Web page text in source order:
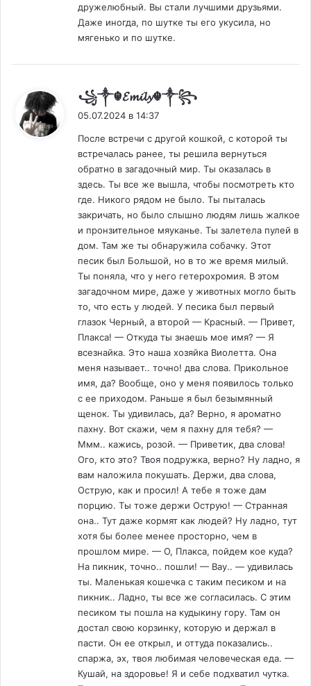
дружелюбный. Вы стали лучшими друзьями.
Даже иногда, по шутке ты его укусила, но
мягенько и по шутке.
꧁༒☬𝓔𝓶𝓲𝓵𝔂☬༒꧂
05.07.2024 в 14:37
После встречи с другой кошкой, с которой ты
встречалась ранее, ты решила вернуться
обратно в загадочный мир. Ты оказалась в
здесь. Ты все же вышла, чтобы посмотреть кто
где. Никого рядом не было. Ты пыталась
закричать, но было слышно людям лишь жалкое
и пронзительное мяуканье. Ты залетела пулей в
дом. Там же ты обнаружила собачку. Этот
песик был Большой, но в то же время милый.
Ты поняла, что у него гетерохромия. В этом
загадочном мире, даже у животных могло быть
то, что есть у людей. У песика был первый
глазок Черный, а второй — Красный. — Привет,
Плакса! — Откуда ты знаешь мое имя? — Я
всезнайка. Это наша хозяйка Виолетта. Она
меня называет.. точно! два слова. Прикольное
имя, да? Вообще, оно у меня появилось только
с ее приходом. Раньше я был безымянный
щенок. Ты удивилась, да? Верно, я ароматно
пахну. Вот скажи, чем я пахну для тебя? —
Ммм.. кажись, розой. — Приветик, два слова!
Ого, кто это? Твоя подружка, верно? Ну ладно, я
вам наложила покушать. Держи, два слова,
Острую, как и просил! А тебе я тоже дам
порцию. Ты тоже держи Острую! — Странная
она.. Тут даже кормят как людей? Ну ладно, тут
хотя бы более менее просторно, чем в
прошлом мире. — О, Плакса, пойдем кое куда?
На пикник, точно.. пошли! — Вау.. — удивилась
ты. Маленькая кошечка с таким песиком и на
пикник.. Ладно, ты все же согласилась. С этим
песиком ты пошла на кудыкину гору. Там он
достал свою корзинку, которую и держал в
пасти. Он ее открыл, и оттуда показались..
спаржа, эх, твоя любимая человеческая еда. —
Кушай, на здоровье! Я и себе подхватил чутка.